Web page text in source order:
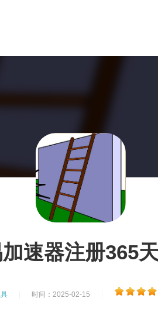
速器注册365
时间：2025-02-15